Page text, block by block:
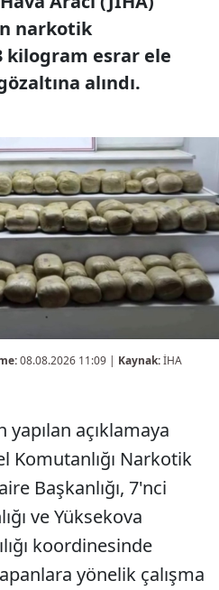
narkotik
kilogram esrar ele
alındı.
08.08.2026 11:09 | Kaynak:İHA
yapılan açıklamaya
Komutanlığı Narkotik
Başkanlığı, 7'nci
ve Yüksekova
koordinesinde
yönelik çalışma